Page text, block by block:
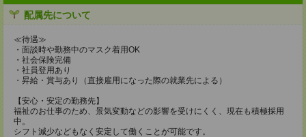
配属先について
≪待遇≫
・面談時や勤務中のマスク着用OK
・社会保険完備
・社員登用あり
・昇給・賞与あり（直接雇用になった際の就業先による）
【安心・安定の勤務先】
福祉のお仕事のため、景気変動などの影響を受けにくく、現在も積極採用
中。
シフト減少などもなく安定して働くことが可能です。